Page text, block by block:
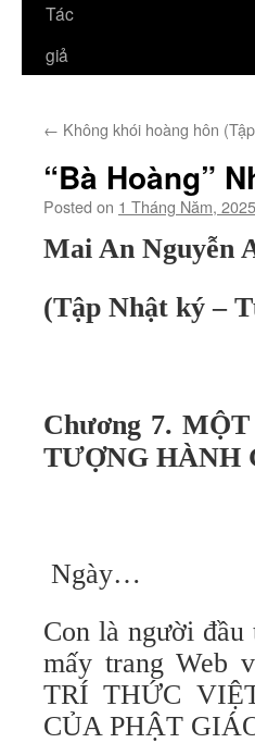
Tác
giả
← Không khói hoàng hôn
“Bà Hoàng”
Posted on 1 Tháng Năm, 2025
Mai An Nguyễn
(Tập Nhật ký –
Chương 7.
TƯỢNG HÀNH
Ngày…
Con là người
mấy trang Web
TRÍ THỨC
CỦA PHẬT